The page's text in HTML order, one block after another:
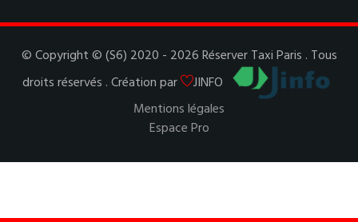
© Copyright © (S6) 2020 - 2026 Réserver Taxi Paris . Tous
droits réservés . Création par
JINFO
Mentions légales
Espace Pro